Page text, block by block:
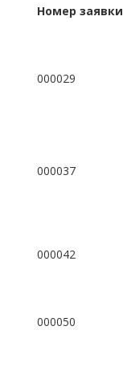
Номер заявки
000029
000037
000042
000050